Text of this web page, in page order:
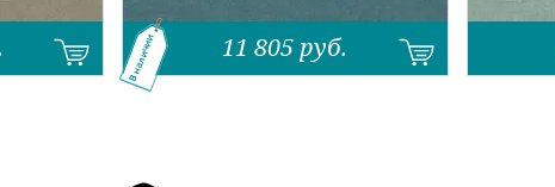
11 805 руб.
В наличии